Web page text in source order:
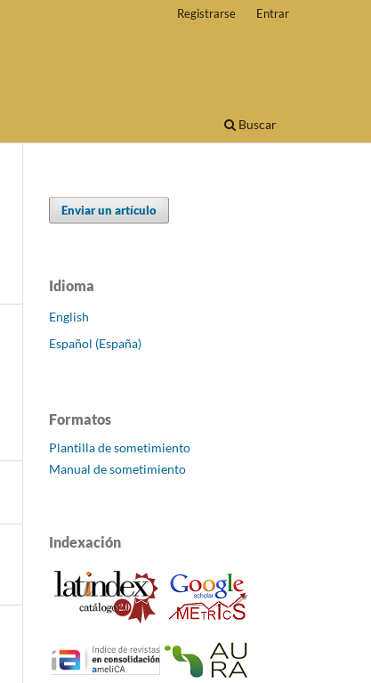
Buscar
Registrarse Entrar
Enviar un artículo
Idioma
English
Español (España)
Formatos
Plantilla de sometimiento
Manual de sometimiento
Indexación